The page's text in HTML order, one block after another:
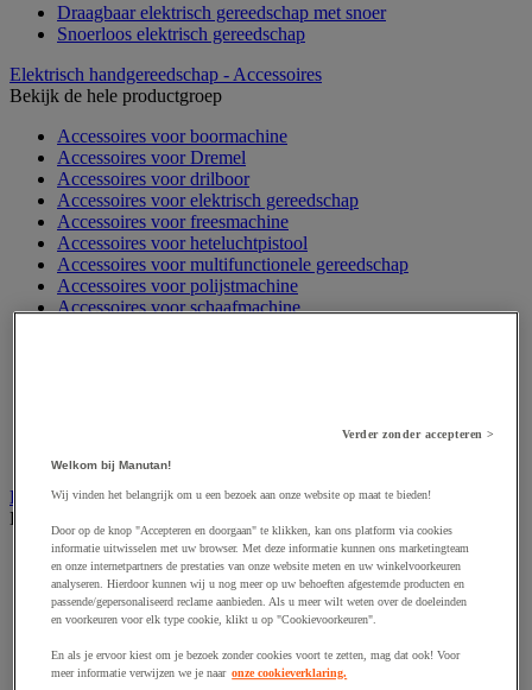
Draagbaar elektrisch gereedschap met snoer
Snoerloos elektrisch gereedschap
Elektrisch handgereedschap - Accessoires
Bekijk de hele productgroep
Accessoires voor boormachine
Accessoires voor Dremel
Accessoires voor drilboor
Accessoires voor elektrisch gereedschap
Accessoires voor freesmachine
Accessoires voor heteluchtpistool
Accessoires voor multifunctionele gereedschap
Accessoires voor polijstmachine
Accessoires voor schaafmachine
Accessoires voor zaag
Elektrische toebehoren en verlichting
Bekijk de hele productgroep
Accessoires voor elektrisch schakelpaneel
Batterij, oplader en kabel
Elektrische kabel
Elektrische uitrusting
Wandcontactdoos en schakelaar
Verder zonder accepteren >
Welkom bij Manutan!
Wij vinden het belangrijk om u een bezoek aan onze website op maat te bieden!
Door op de knop "Accepteren en doorgaan" te klikken, kan ons platform via cookies
informatie uitwisselen met uw browser. Met deze informatie kunnen ons marketingteam
en onze internetpartners de prestaties van onze website meten en uw winkelvoorkeuren
analyseren. Hierdoor kunnen wij u nog meer op uw behoeften afgestemde producten en
passende/gepersonaliseerd reclame aanbieden. Als u meer wilt weten over de doeleinden
en voorkeuren voor elk type cookie, klikt u op "Cookievoorkeuren".
En als je ervoor kiest om je bezoek zonder cookies voort te zetten, mag dat ook! Voor
meer informatie verwijzen we je naar onze cookieverklaring.